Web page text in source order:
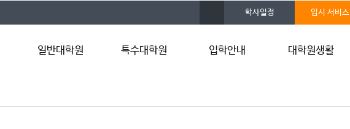
학사일정 입시 서비스
일반대학원
비전 및 목표
특수대학원
보건복지대학원
입학안내
면접(구술)고사
대학원생활
자격시험